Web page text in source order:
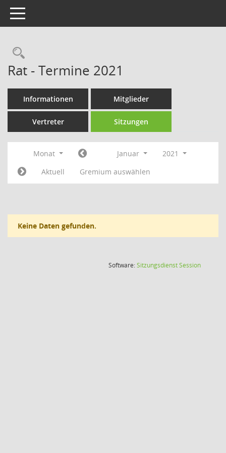
Toggle navigation
Rechercheauswahl
Rat - Termine 2021
Informationen Mitglieder
Vertreter Sitzungen
Monat Januar
2021
Aktuell
Gremium auswählen
Keine Daten gefunden.
Software:SitzungsdienstSession(Wird in